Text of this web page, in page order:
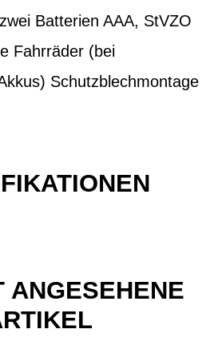
Batterien AAA, StVZO
Fahrräder (bei
Schutzblechmontage
ANGESEHENE